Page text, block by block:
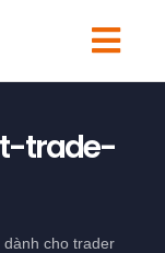
trade-
cho trader